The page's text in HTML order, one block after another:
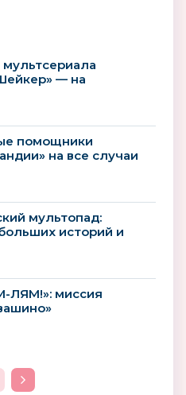
— на
помощники
на все случаи
мультопад:
историй и
ЛЯМ!»: миссия